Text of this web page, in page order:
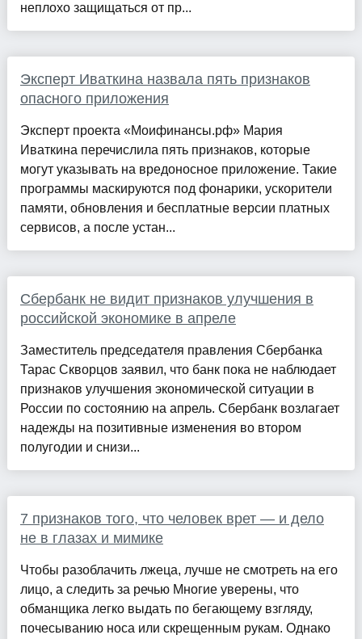
неплохо защищаться от пр...
Эксперт Иваткина назвала пять признаков
опасного приложения
Эксперт проекта «Моифинансы.рф» Мария
Иваткина перечислила пять признаков, которые
могут указывать на вредоносное приложение. Такие
программы маскируются под фонарики, ускорители
памяти, обновления и бесплатные версии платных
сервисов, а после устан...
Сбербанк не видит признаков улучшения в
российской экономике в апреле
Заместитель председателя правления Сбербанка
Тарас Скворцов заявил, что банк пока не наблюдает
признаков улучшения экономической ситуации в
России по состоянию на апрель. Сбербанк возлагает
надежды на позитивные изменения во втором
полугодии и снизи...
7 признаков того, что человек врет — и дело
не в глазах и мимике
Чтобы разоблачить лжеца, лучше не смотреть на его
лицо, а следить за речью Многие уверены, что
обманщика легко выдать по бегающему взгляду,
почесыванию носа или скрещенным рукам. Однако